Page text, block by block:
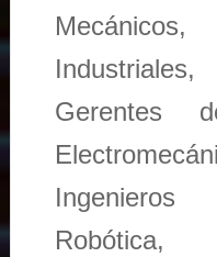
Gerentes
Ingenieros